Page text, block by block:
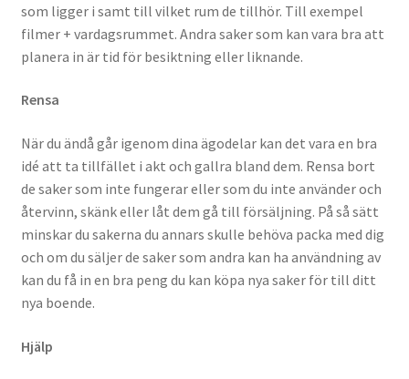
som ligger i samt till vilket rum de tillhör. Till exempel
filmer + vardagsrummet. Andra saker som kan vara bra att
planera in är tid för besiktning eller liknande.
Rensa
När du ändå går igenom dina ägodelar kan det vara en bra
idé att ta tillfället i akt och gallra bland dem. Rensa bort
de saker som inte fungerar eller som du inte använder och
återvinn, skänk eller låt dem gå till försäljning. På så sätt
minskar du sakerna du annars skulle behöva packa med dig
och om du säljer de saker som andra kan ha användning av
kan du få in en bra peng du kan köpa nya saker för till ditt
nya boende.
Hjälp